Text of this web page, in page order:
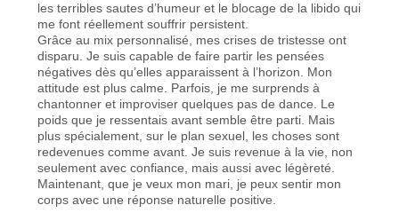
les terribles sautes d’humeur et le blocage de la libido qui
me font réellement souffrir persistent.
Grâce au mix personnalisé, mes crises de tristesse ont
disparu. Je suis capable de faire partir les pensées
négatives dès qu’elles apparaissent à l’horizon. Mon
attitude est plus calme. Parfois, je me surprends à
chantonner et improviser quelques pas de dance. Le
poids que je ressentais avant semble être parti. Mais
plus spécialement, sur le plan sexuel, les choses sont
redevenues comme avant. Je suis revenue à la vie, non
seulement avec confiance, mais aussi avec légèreté.
Maintenant, que je veux mon mari, je peux sentir mon
corps avec une réponse naturelle positive.